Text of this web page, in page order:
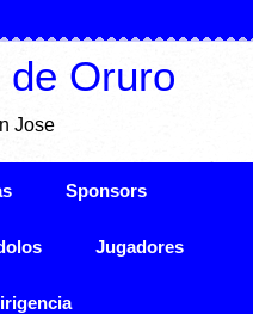
Oruro
Jose
Sponsors
Jugadores